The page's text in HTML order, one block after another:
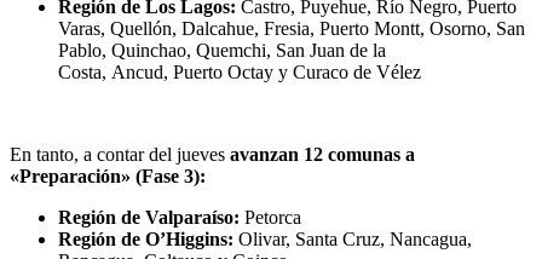
Región de Los Lagos: Castro, Puyehue, Río Negro, Puerto
Varas, Quellón, Dalcahue, Fresia, Puerto Montt, Osorno, San
Pablo, Quinchao, Quemchi, San Juan de la
Costa, Ancud, Puerto Octay y Curaco de Vélez
En tanto, a contar del jueves avanzan 12 comunas a
«Preparación» (Fase 3):
Región de Valparaíso: Petorca
Región de O’Higgins: Olivar, Santa Cruz, Nancagua,